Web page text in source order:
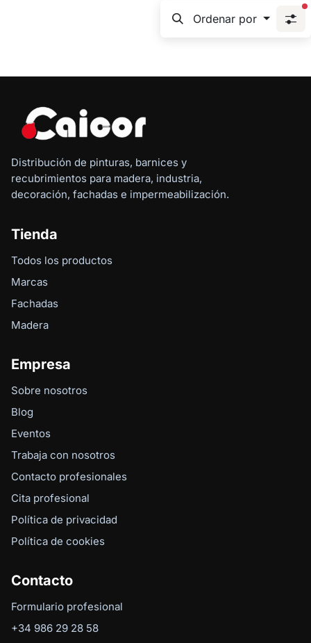
Ordenar por
Distribución de pinturas, barnices y
recubrimientos para madera, industria,
decoración, fachadas e impermeabilización.
Tienda
Todos los productos
Marcas
Fachadas
Madera
Empresa
Sobre nosotros
Blog
Eventos
Trabaja con nosotros
Contacto profesionales
Cita profesional
Política de privacidad
Política de cookies
Contacto
Formulario profesional
+34 986 29 28 58